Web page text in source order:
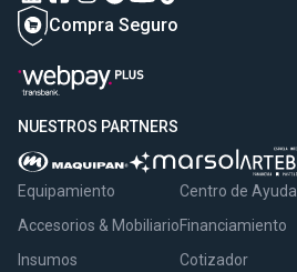
Compra Seguro
NUESTROS PARTNERS
Equipamiento
Accesorios & Mobiliario
Insumos
Centro de Ayuda
Financiamiento
Cotizador